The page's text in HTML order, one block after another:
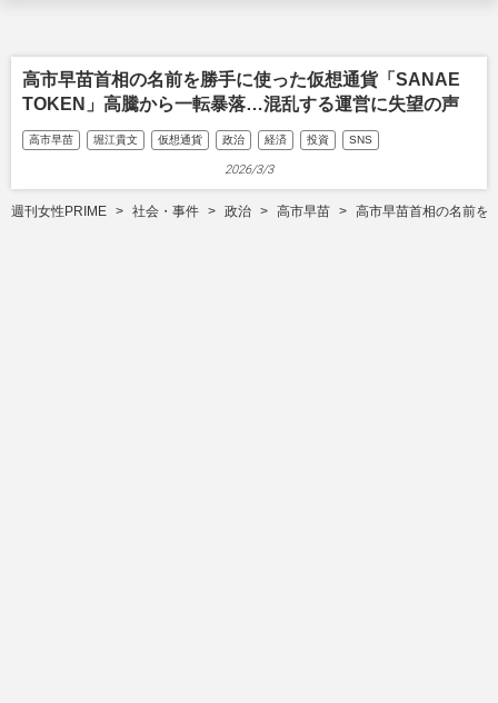
高市早苗首相の名前を勝手に使った仮想通貨「SANAE
TOKEN」高騰から一転暴落…混乱する運営に失望の声
高市早苗 堀江貴文 仮想通貨 政治 経済 投資 SNS
2026/3/3
週刊女性PRIME 社会・事件 政治 高市早苗 高市早苗首相の名前を